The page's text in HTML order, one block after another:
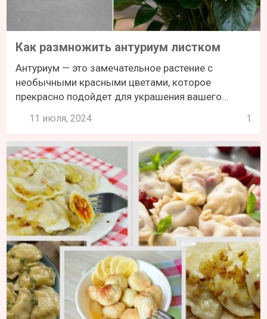
Как размножить антуриум листком
Антуриум — это замечательное растение с
необычными красными цветами, которое
прекрасно подойдет для украшения вашего...
11 июля, 2024 1